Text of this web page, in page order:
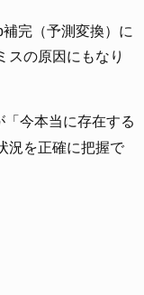
完（予測変換）に
スの原因にもなり
今本当に存在する
況を正確に把握で